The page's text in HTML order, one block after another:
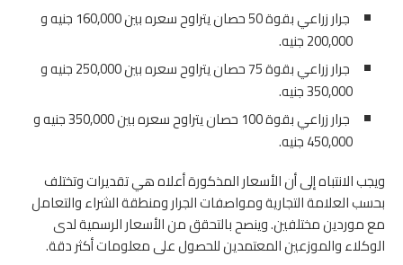
جرار زراعي بقوة 50 حصان يتراوح سعره بين 160,000 جنيه و
200,000 جنيه.
جرار زراعي بقوة 75 حصان يتراوح سعره بين 250,000 جنيه و
350,000 جنيه.
جرار زراعي بقوة 100 حصان يتراوح سعره بين 350,000 جنيه و
450,000 جنيه.
ويجب الانتباه إلى أن الأسعار المذكورة أعلاه هي تقديرات وتختلف
بحسب العلامة التجارية ومواصفات الجرار ومنطقة الشراء والتعامل
مع موردين مختلفين.وينصح بالتحقق من الأسعار الرسمية لدى
الوكلاء والموزعين المعتمدين للحصول على معلومات أكثر دقة.